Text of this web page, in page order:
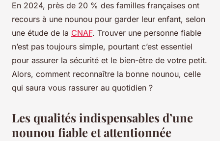
En 2024, près de 20 % des familles françaises ont
recours à une nounou pour garder leur enfant, selon
une étude de la CNAF. Trouver une personne fiable
n’est pas toujours simple, pourtant c’est essentiel
pour assurer la sécurité et le bien-être de votre petit.
Alors, comment reconnaître la bonne nounou, celle
qui saura vous rassurer au quotidien ?
Les qualités indispensables d’une
nounou fiable et attentionnée